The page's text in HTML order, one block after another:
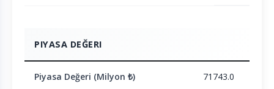
PIYASA DEĞERI
Piyasa Değeri (Milyon ₺) 71743.0